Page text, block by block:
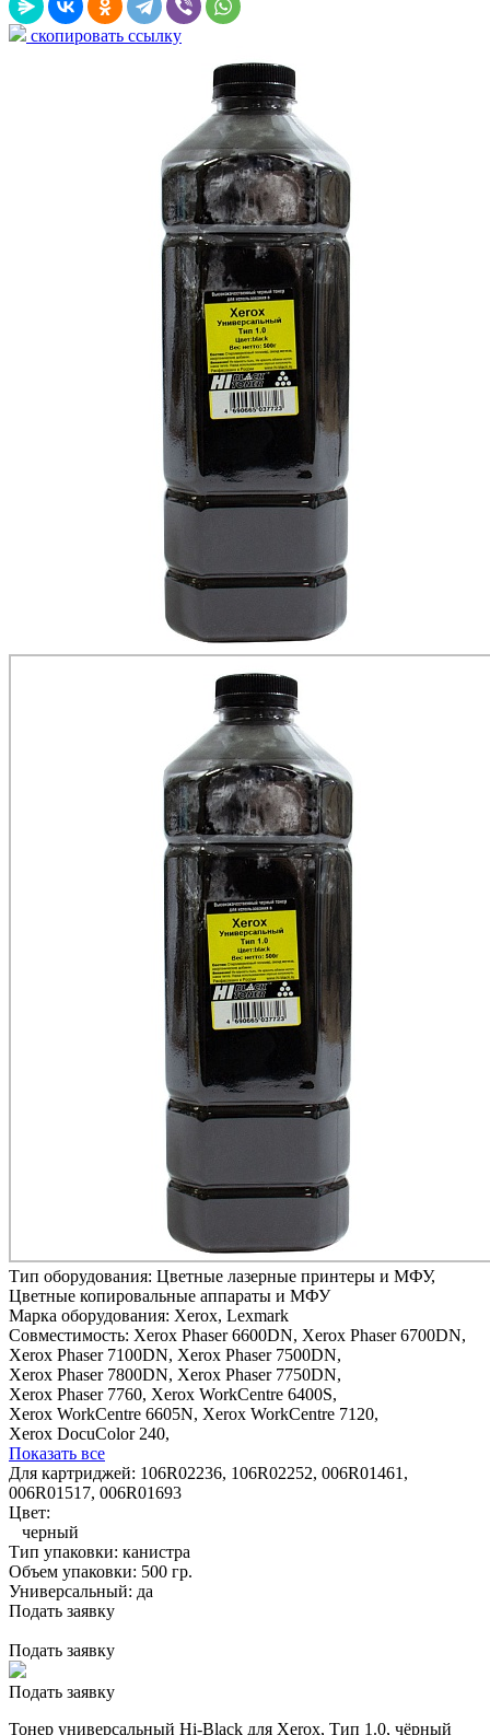
скопировать ссылку
Тип оборудования: Цветные лазерные принтеры и МФУ,
Цветные копировальные аппараты и МФУ
Марка оборудования: Xerox, Lexmark
Совместимость: Xerox Phaser 6600DN, Xerox Phaser 6700DN,
Xerox Phaser 7100DN, Xerox Phaser 7500DN,
Xerox Phaser 7800DN, Xerox Phaser 7750DN,
Xerox Phaser 7760, Xerox WorkCentre 6400S,
Xerox WorkCentre 6605N, Xerox WorkCentre 7120,
Xerox DocuColor 240,
Показать все
Для картриджей: 106R02236, 106R02252, 006R01461,
006R01517, 006R01693
Цвет:
черный
Тип упаковки: канистра
Объем упаковки: 500 гр.
Универсальный: да
Подать заявку
Подать заявку
Подать заявку
Тонер универсальный Hi-Black для Xerox, Тип 1.0, чёрный